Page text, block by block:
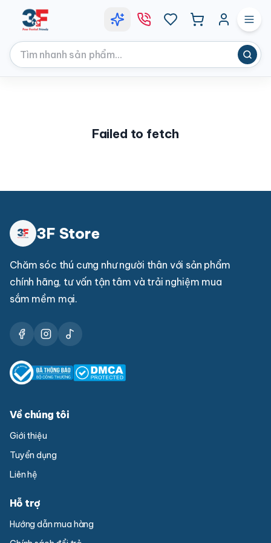
Failed to fetch
3F Store
Chăm sóc thú cưng như người thân với sản phẩm
chính hãng, tư vấn tận tâm và trải nghiệm mua
sắm mềm mại.
Về chúng tôi
Giới thiệu
Tuyển dụng
Liên hệ
Hỗ trợ
Hướng dẫn mua hàng